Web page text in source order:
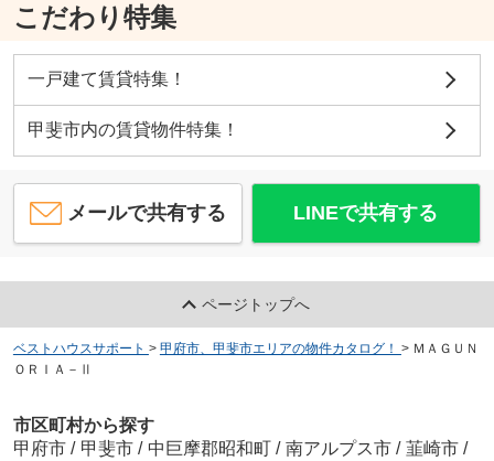
こだわり特集
一戸建て賃貸特集！
甲斐市内の賃貸物件特集！
メールで共有する LINEで共有する
ページトップへ
ベストハウスサポート > 甲府市、甲斐市エリアの物件カタログ！ > ＭＡＧＵＮ
ＯＲＩＡ－Ⅱ
市区町村から探す
甲府市 / 甲斐市 / 中巨摩郡昭和町 / 南アルプス市 / 韮崎市 /